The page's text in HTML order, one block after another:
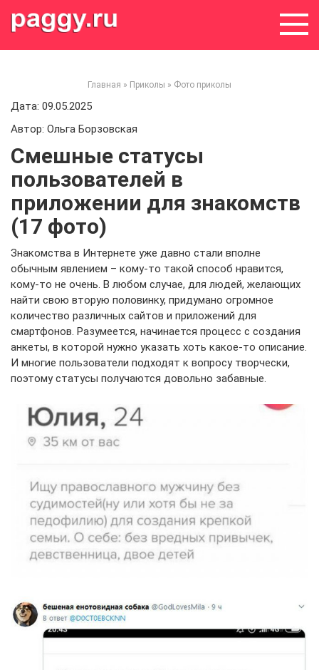
Главная » Приколы » Фото приколы
Дата: 09.05.2025
Автор: Ольга Борзовская
Смешные статусы
пользователей в
приложении для знакомств
(17 фото)
Знакомства в Интернете уже давно стали вполне
обычным явлением – кому-то такой способ нравится,
кому-то не очень. В любом случае, для людей, желающих
найти свою вторую половинку, придумано огромное
количество различных сайтов и приложений для
смартфонов. Разумеется, начинается процесс с создания
анкеты, в которой нужно указать хоть какое-то описание.
И многие пользователи подходят к вопросу творчески,
поэтому статусы получаются довольно забавные.